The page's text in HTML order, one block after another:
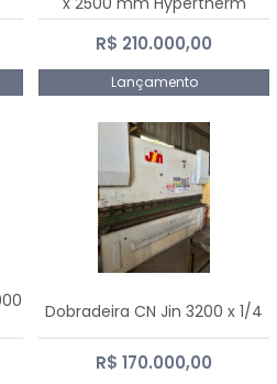
MaxPro 200
R$ 210.000,00
Lançamento
Dobradeira CN Jin 3200 x 1/4
R$ 170.000,00